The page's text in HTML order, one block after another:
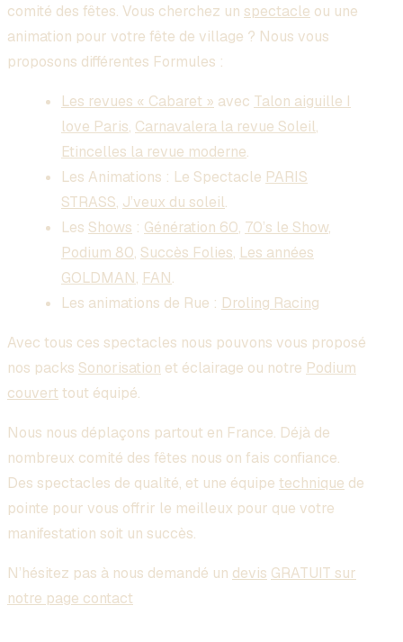
comité des fêtes. Vous cherchez un spectacle ou une
animation pour votre fête de village ? Nous vous
proposons différentes Formules :
Les revues « Cabaret » avec Talon aiguille I
love Paris, Carnavalera la revue Soleil,
Etincelles la revue moderne.
Les Animations : Le Spectacle PARIS
STRASS, J’veux du soleil.
Les Shows : Génération 60, 70’s le Show,
Podium 80, Succès Folies, Les années
GOLDMAN, FAN.
Les animations de Rue : Droling Racing
Avec tous ces spectacles nous pouvons vous proposé
nos packs Sonorisation et éclairage ou notre Podium
couvert tout équipé.
Nous nous déplaçons partout en France. Déjà de
nombreux comité des fêtes nous on fais confiance.
Des spectacles de qualité, et une équipe technique de
pointe pour vous offrir le meilleux pour que votre
manifestation soit un succès.
N’hésitez pas à nous demandé un devis GRATUIT sur
notre page contact